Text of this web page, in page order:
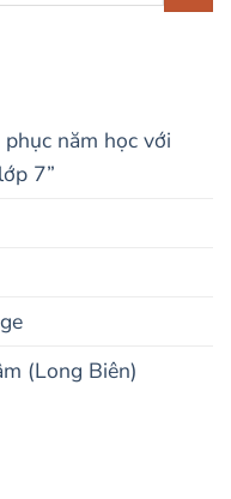
năm học với
7”
(Long Biên)